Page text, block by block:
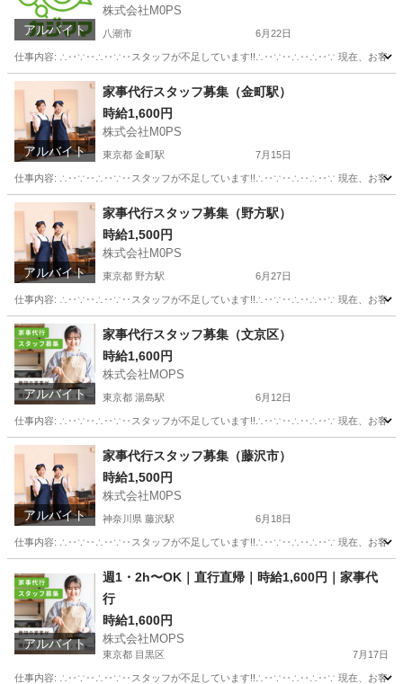
アルバイト
株式会社M0PS
八潮市 6月22日
仕事内容: ∴‥∵‥∴‥∵‥スタッフが不足しています!!∴‥∵‥∴‥∴‥∵ 現在、お客様から多
埼玉 八潮市 ホームヘルパー スタッフ
アルバイト
家事代行スタッフ募集（金町駅）
時給1,600円
株式会社M0PS
東京都 金町駅 7月15日
仕事内容: ∴‥∵‥∴‥∵‥スタッフが不足しています!!∴‥∵‥∴‥∴‥∵ 現在、お客様から多
東京 葛飾区 金町駅 その他 スタッフ
アルバイト
家事代行スタッフ募集（野方駅）
時給1,500円
株式会社M0PS
東京都 野方駅 6月27日
仕事内容: ∴‥∵‥∴‥∵‥スタッフが不足しています!!∴‥∵‥∴‥∴‥∵ 現在、お客様から多
東京 中野区 野方駅 その他 スタッフ
アルバイト
家事代行スタッフ募集（文京区）
時給1,600円
株式会社MOPS
東京都 湯島駅 6月12日
仕事内容: ∴‥∵‥∴‥∵‥スタッフが不足しています!!∴‥∵‥∴‥∴‥∵ 現在、お客様から多
東京 文京区 湯島駅 その他 スタッフ
アルバイト
家事代行スタッフ募集（藤沢市）
時給1,500円
株式会社M0PS
神奈川県 藤沢駅 6月18日
仕事内容: ∴‥∵‥∴‥∵‥スタッフが不足しています!!∴‥∵‥∴‥∴‥∵ 現在、お客様から多
その他 スタッフ
アルバイト
週1・2h〜OK｜直行直帰｜時給1,600円｜家事代
行
時給1,600円
株式会社MOPS
東京都 目黒区 7月17日
仕事内容: ∴‥∵‥∴‥∵‥スタッフが不足しています!!∴‥∵‥∴‥∴‥∵ 現在、お客様から多